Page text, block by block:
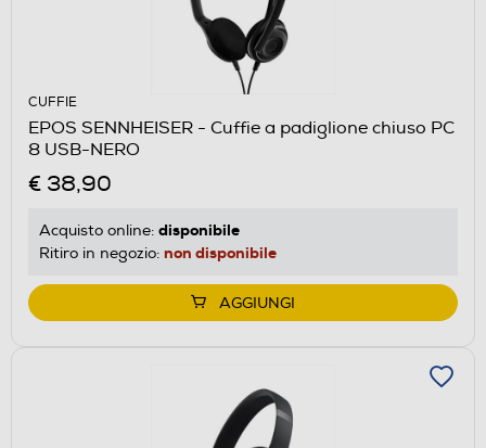
CUFFIE
EPOS SENNHEISER - Cuffie a padiglione chiuso PC
8 USB-NERO
€ 38,90
Acquisto online: disponibile
Ritiro in negozio: non disponibile
AGGIUNGI